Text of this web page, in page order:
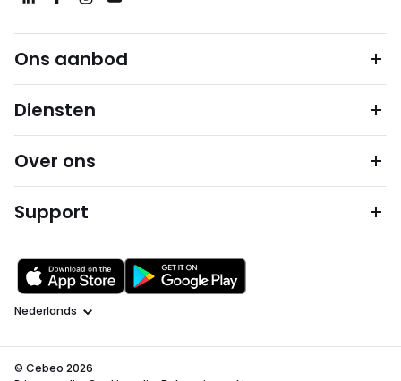
Ons aanbod
Diensten
Over ons
Support
Taal
© Cebeo 2026